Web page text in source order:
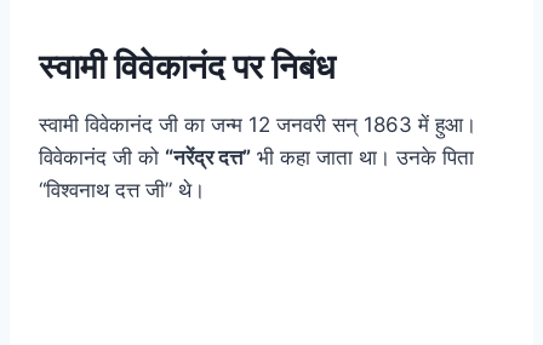
स्वामी विवेकानंद पर निबंध
स्वामी विवेकानंद जी का जन्म 12 जनवरी सन्‌ 1863 में हुआ।
विवेकानंद जी को “नरेंद्र दत्त” भी कहा जाता था। उनके पिता
“विश्वनाथ दत्त जी” थे।